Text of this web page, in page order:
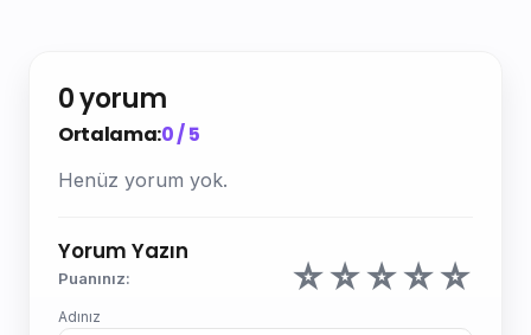
0 yorum
Ortalama:0 / 5
Henüz yorum yok.
Yorum Yazın
Puanınız: ☆☆☆☆☆
Adınız